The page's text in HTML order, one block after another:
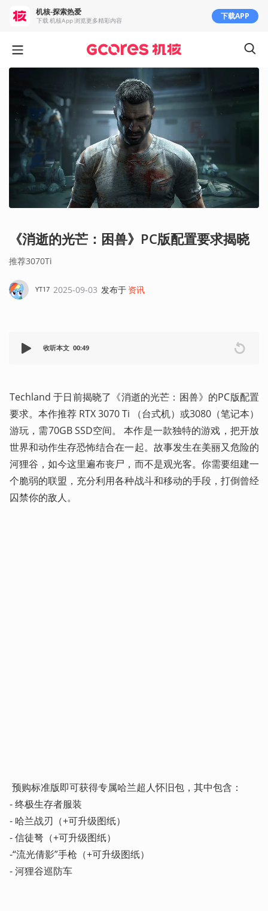
《消逝的光芒：困兽》PC版配置要求揭晓
推荐3070Ti
YT17 2025-09-03 发布于 资讯
收听本文 00:49
Techland 于日前揭晓了《消逝的光芒：困兽》的PC版配置
要求。本作推荐 RTX 3070 Ti （台式机）或3080（笔记本）
游玩，需70GB SSD空间。 本作是一款独特的游戏，把开放
世界和动作生存恐怖结合在一起。故事发生在美丽又危险的
河狸谷，如今这里遍布丧尸，而不是观光客。你需要组建一
个脆弱的联盟，充分利用各种战斗和移动的手段，打倒曾经
囚禁你的敌人。
- 终极生存者服装
- 哈兰战刃（+可升级图纸）
- 信徒弩（+可升级图纸）
-“流光倩影”手枪（+可升级图纸）
- 河狸谷巡防车
机核-探索热爱
下载 机核App 浏览更多精彩内容 下载APP